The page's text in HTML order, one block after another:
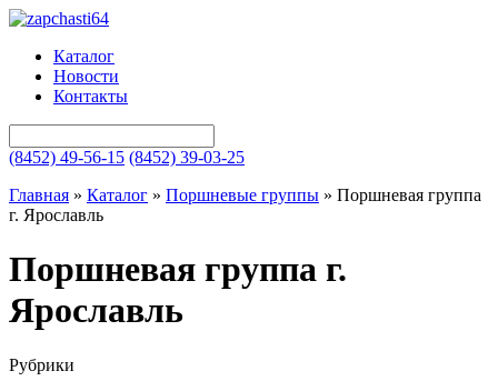
Каталог
Новости
Контакты
(8452) 49-56-15 (8452) 39-03-25
Главная » Каталог » Поршневые группы » Поршневая группа
г. Ярославль
Поршневая группа г.
Ярославль
Рубрики